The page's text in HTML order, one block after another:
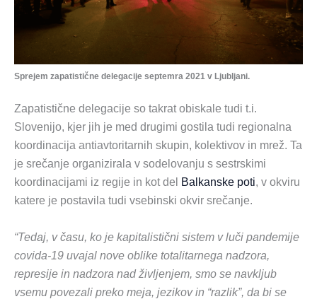
Sprejem zapatistične delegacije septemra 2021 v Ljubljani.
Zapatistične delegacije so takrat obiskale tudi t.i.
Slovenijo, kjer jih je med drugimi gostila tudi regionalna
koordinacija antiavtoritarnih skupin, kolektivov in mrež. Ta
je srečanje organizirala v sodelovanju s sestrskimi
koordinacijami iz regije in kot del
Balkanske poti, v okviru
katere je postavila tudi vsebinski okvir srečanje.
“Tedaj, v času, ko je kapitalistični sistem v luči pandemije
covida-19 uvajal nove oblike totalitarnega nadzora,
represije in nadzora nad življenjem, smo se navkljub
vsemu povezali preko meja, jezikov in “razlik”, da bi se